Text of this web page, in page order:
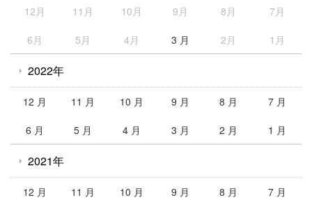
12月 11月 10月 9月 8月 7月
6月 5月 4月 3 月 2月 1月
2022年
12 月 11 月 10 月 9 月 8 月 7 月
6 月 5 月 4 月 3 月 2 月 1 月
2021年
12 月 11 月 10 月 9 月 8 月 7 月